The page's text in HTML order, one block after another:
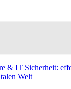
& IT Sicherheit:
Welt